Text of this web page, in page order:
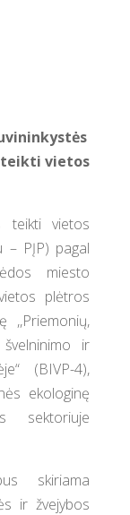
teikti vietos
teikti vietos
– PĮP) pagal
miesto
plėtros
,,Priemonių,
ir
(BIVP-4),
ekologinę
sektoriuje
skiriama
ir žvejybos